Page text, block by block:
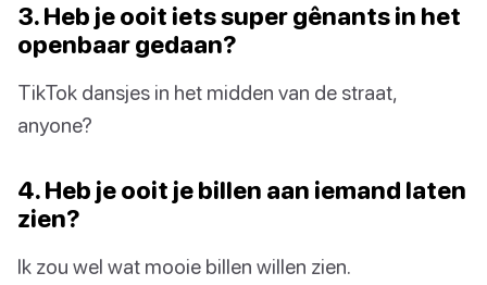
3. Heb je ooit iets super gênants in het
openbaar gedaan?
TikTok dansjes in het midden van de straat,
anyone?
4. Heb je ooit je billen aan iemand laten
zien?
Ik zou wel wat mooie billen willen zien.